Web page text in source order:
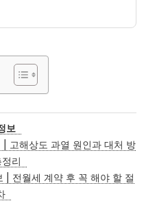
보
고해상도 과열 원인과 대처 방
리
| 전월세 계약 후 꼭 해야 할 절